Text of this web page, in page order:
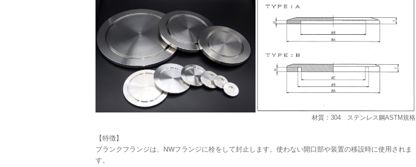
材質：304 ステンレス鋼ASTM規格
【特徴】
ブランクフランジは、NWフランジに栓をして封止します。使わない開口部や装置の移設時に使用されま
す。